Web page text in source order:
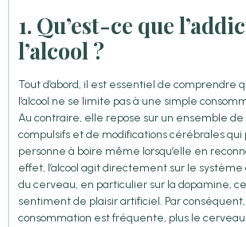
1. Qu’est-ce que
l’alcool ?
Tout d’abord, il est essentiel de comprendre
l’alcool ne se limite pas à une simple
Au contraire, elle repose sur un ensemble
compulsifs et de modifications cérébrales qui
personne à boire même lorsqu’elle en
effet, l’alcool agit directement sur le
du cerveau, en particulier sur la dopamine,
sentiment de plaisir artificiel. Par conséquent,
consommation est fréquente, plus le